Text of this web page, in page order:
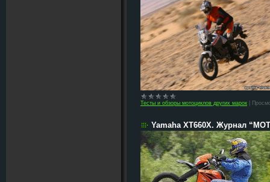
Тесты и обзоры мотоциклов других марок
Yamaha XT660X. Журнал